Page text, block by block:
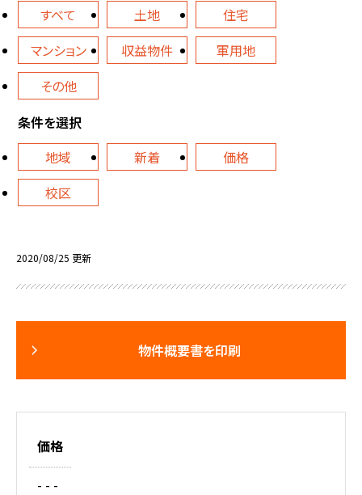
すべて
土地
住宅
マンション
収益物件
軍用地
その他
条件を選択
地域
新着
価格
校区
2020/08/25 更新
物件概要書を印刷
価格
- - -